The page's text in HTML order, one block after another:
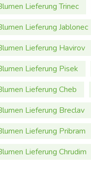
Lieferung Trinec
Lieferung Jablonec
Lieferung Havirov
Lieferung Pisek
Lieferung Cheb
Lieferung Breclav
Lieferung Pribram
Lieferung Chrudim